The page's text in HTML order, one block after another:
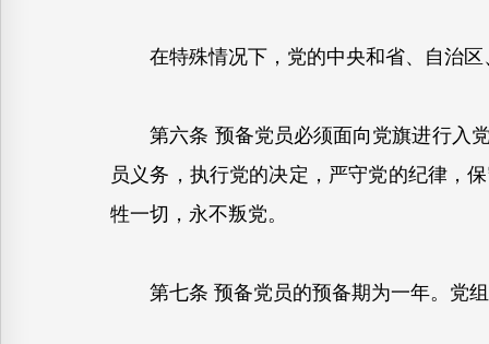
在特殊情况下，党的中央和省、自治区
第六条 预备党员必须面向党旗进行入党
员义务，执行党的决定，严守党的纪律，
牲一切，永不叛党。
第七条 预备党员的预备期为一年。党组